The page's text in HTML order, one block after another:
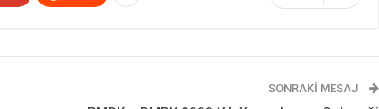
SONRAKI MESAJ